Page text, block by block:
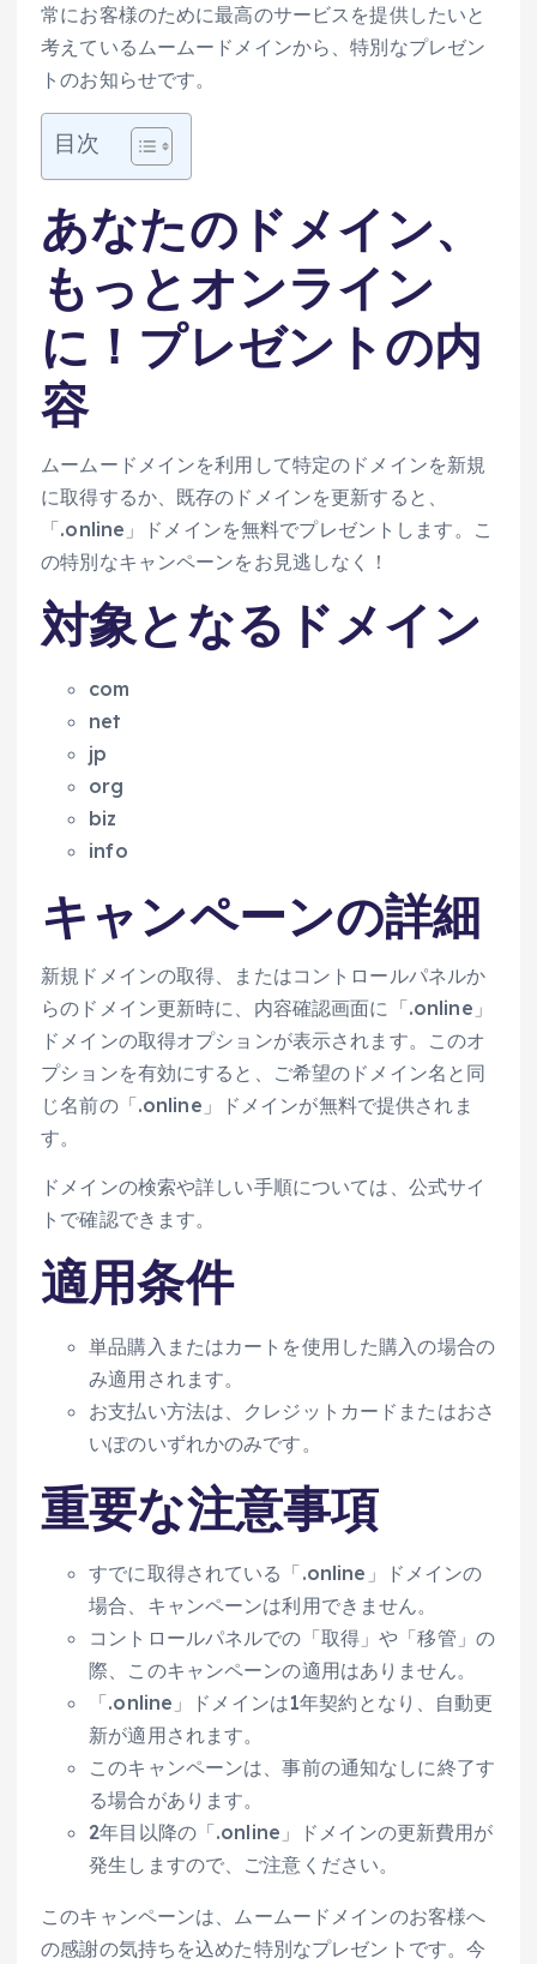
常にお客様のために最高のサービスを提供したいと
考えているムームードメインから、特別なプレゼン
トのお知らせです。
目次
あなたのドメイン、
もっとオンライン
に！ プレゼントの内
容
ムームードメインを利用して特定のドメインを新規
に取得するか、既存のドメインを更新すると、
「.online」ドメインを無料でプレゼントします。こ
の特別なキャンペーンをお見逃しなく！
対象となるドメイン
com
net
jp
org
biz
info
キャンペーンの詳細
新規ドメインの取得、またはコントロールパネルか
らのドメイン更新時に、内容確認画面に「.online」
ドメインの取得オプションが表示されます。このオ
プションを有効にすると、ご希望のドメイン名と同
じ名前の「.online」ドメインが無料で提供されま
す。
ドメインの検索や詳しい手順については、公式サイ
トで確認できます。
適用条件
単品購入またはカートを使用した購入の場合の
み適用されます。
お支払い方法は、クレジットカードまたはおさ
いぽのいずれかのみです。
重要な注意事項
すでに取得されている「.online」ドメインの
場合、キャンペーンは利用できません。
コントロールパネルでの「取得」や「移管」の
際、このキャンペーンの適用はありません。
「.online」ドメインは1年契約となり、自動更
新が適用されます。
このキャンペーンは、事前の通知なしに終了す
る場合があります。
2年目以降の「.online」ドメインの更新費用が
発生しますので、ご注意ください。
このキャンペーンは、ムームードメインのお客様へ
の感謝の気持ちを込めた特別なプレゼントです。今